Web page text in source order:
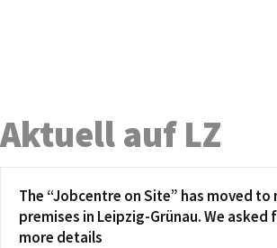
Aktuell auf LZ
The “Jobcentre on Site” has moved to
premises in Leipzig-Grünau. We asked
more details